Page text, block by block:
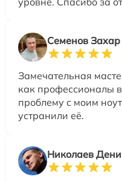
Семенов Захар
Замечательная
как профессионалы
проблему с моим
устранили её.
Николаев